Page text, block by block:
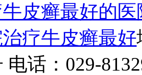
皮癣最好的
疗牛皮癣最好
电话：029-